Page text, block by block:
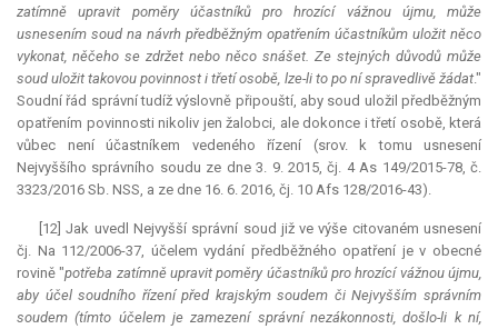
zatímně upravit poměry účastníků pro hrozící vážnou újmu, může
usnesením soud na návrh předběžným opatřením účastníkům uložit něco
vykonat, něčeho se zdržet nebo něco snášet. Ze stejných důvodů může
soud uložit takovou povinnost i třetí osobě, lze-li to po ní spravedlivě žádat."
Soudní řád správní tudíž výslovně připouští, aby soud uložil předběžným
opatřením povinnosti nikoliv jen žalobci, ale dokonce i třetí osobě, která
vůbec není účastníkem vedeného řízení (srov. k tomu usnesení
Nejvyššího správního soudu ze dne 3. 9. 2015, čj. 4 As 149/2015-78, č.
3323/2016 Sb. NSS, a ze dne 16. 6. 2016, čj. 10 Afs 128/2016-43).
[12] Jak uvedl Nejvyšší správní soud již ve výše citovaném usnesení
čj. Na 112/2006-37, účelem vydání předběžného opatření je v obecné
rovině "potřeba zatímně upravit poměry účastníků pro hrozící vážnou újmu,
aby účel soudního řízení před krajským soudem či Nejvyšším správním
soudem (tímto účelem je zamezení správní nezákonnosti, došlo-li k ní,